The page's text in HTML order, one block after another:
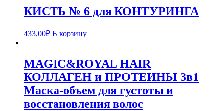
КИСТЬ № 6 для КОНТУРИНГА
433,00₽ В корзину
MAGIC&ROYAL HAIR
КОЛЛАГЕН и ПРОТЕИНЫ 3в1
Маска-объем для густоты и
восстановления волос